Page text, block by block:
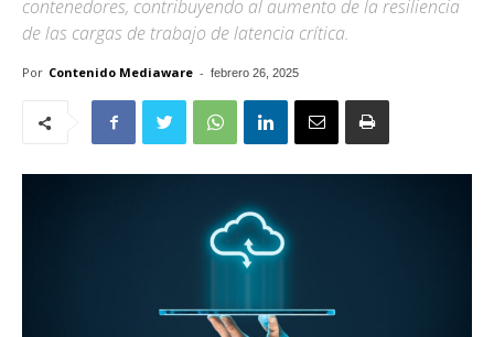
contenedores, contribuyendo al aumento de la resiliencia
de las cargas de trabajo de latencia crítica.
Por Contenido Mediaware - febrero 26, 2025